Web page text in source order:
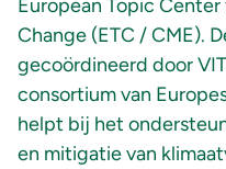
European Topic
Change (ETC / CME).
gecoördineerd door
consortium van
helpt bij het
en mitigatie van